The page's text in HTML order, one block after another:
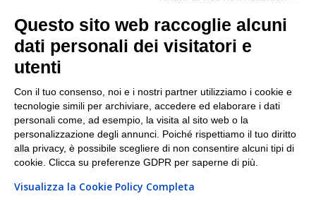
Facebook
Linkedin
I nostri punti di ritiro e spedizione pacchi nelle
maggiori città italiane
Torino|Milano|Roma|Bologna|Firenze| Genova
Napoli|Varese
Questo sito web raccoglie alcuni
dati personali dei visitatori e
utenti
Con il tuo consenso, noi e i nostri partner utilizziamo i cookie e
tecnologie simili per archiviare, accedere ed elaborare i dati
personali come, ad esempio, la visita al sito web o la
personalizzazione degli annunci. Poiché rispettiamo il tuo diritto
alla privacy, è possibile scegliere di non consentire alcuni tipi di
cookie. Clicca su preferenze GDPR per saperne di più.
Visualizza la Cookie Policy Completa